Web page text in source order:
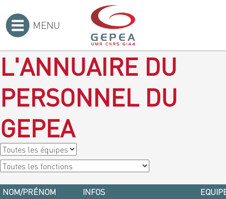
MENU
L'ANNUAIRE DU
PERSONNEL DU
GEPEA
NOM/PRÉNOM INFOS